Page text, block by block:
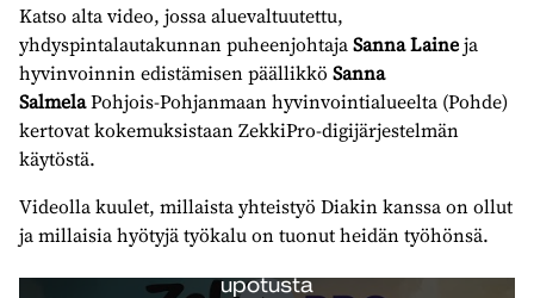
Katso alta video, jossa aluevaltuutettu,
yhdyspintalautakunnan puheenjohtajaSanna Laineja
hyvinvoinnin edistämisen päällikkö Sanna
SalmelaPohjois-​Pohjanmaan hyvinvointialueelta (Pohde)
kertovat kokemuksistaan ZekkiPro-​digijärjestelmän
käytöstä.
Videolla kuulet, millaista yhteistyö Diakin kanssa on ollut
ja millaisia hyötyjä työkalu on tuonut heidän työhönsä.
upotusta